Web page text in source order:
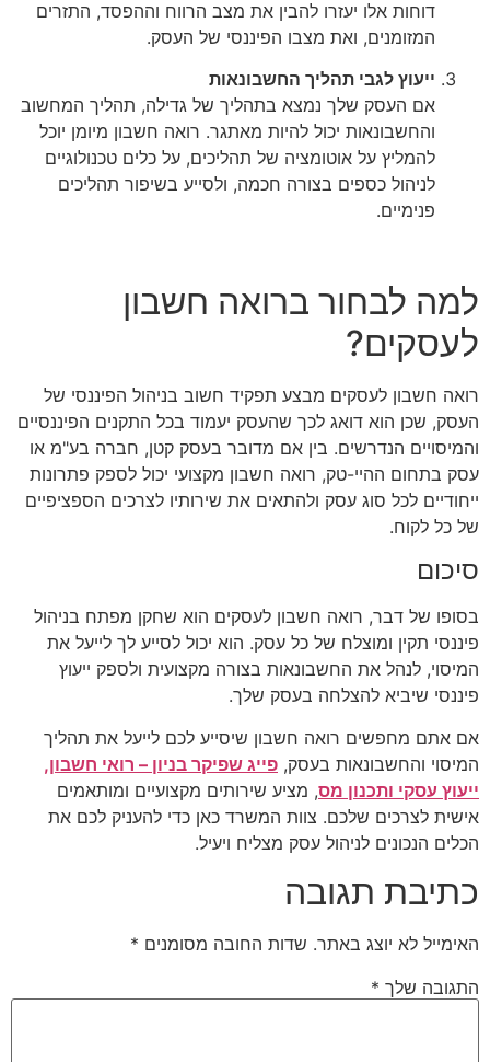
דוחות אלו יעזרו להבין את מצב הרווח וההפסד, התזרים
המזומנים, ואת מצבו הפיננסי של העסק.
ייעוץ לגבי תהליך החשבונאות
אם העסק שלך נמצא בתהליך של גדילה, תהליך המחשוב
והחשבונאות יכול להיות מאתגר. רואה חשבון מיומן יוכל
להמליץ על אוטומציה של תהליכים, על כלים טכנולוגיים
לניהול כספים בצורה חכמה, ולסייע בשיפור תהליכים
פנימיים.
למה לבחור ברואה חשבון
לעסקים?
רואה חשבון לעסקים מבצע תפקיד חשוב בניהול הפיננסי של
העסק, שכן הוא דואג לכך שהעסק יעמוד בכל התקנים הפיננסיים
והמיסויים הנדרשים. בין אם מדובר בעסק קטן, חברה בע"מ או
עסק בתחום ההיי-טק, רואה חשבון מקצועי יכול לספק פתרונות
ייחודיים לכל סוג עסק ולהתאים את שירותיו לצרכים הספציפיים
של כל לקוח.
סיכום
בסופו של דבר, רואה חשבון לעסקים הוא שחקן מפתח בניהול
פיננסי תקין ומוצלח של כל עסק. הוא יכול לסייע לך לייעל את
המיסוי, לנהל את החשבונאות בצורה מקצועית ולספק ייעוץ
פיננסי שיביא להצלחה בעסק שלך.
אם אתם מחפשים רואה חשבון שיסייע לכם לייעל את תהליך
המיסוי והחשבונאות בעסק, פייג שפיקר בניון – רואי חשבון,
ייעוץ עסקי ותכנון מס, מציע שירותים מקצועיים ומותאמים
אישית לצרכים שלכם. צוות המשרד כאן כדי להעניק לכם את
הכלים הנכונים לניהול עסק מצליח ויעיל.
כתיבת תגובה
האימייל לא יוצג באתר. שדות החובה מסומנים *
התגובה שלך *